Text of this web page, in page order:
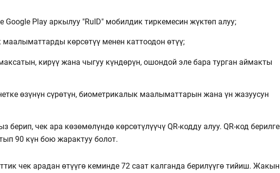
Google Play аркылуу "RuID" мобилдик тиркемесин жүктөп алуу;
маалыматтарды көрсөтүү менен каттоодон өтүү;
кирүү жана чыгуу күндөрүн, ошондой эле бара турган аймакты
өзүнүн сүрөтүн, биометрикалык маалыматтарын жана үн жазуусун
берип, чек ара көзөмөлүндө көрсөтүлүүчү QR-кодду алуу. QR-код
90 күн бою жарактуу болот.
чек арадан өтүүгө кеминде 72 саат калганда берилүүгө тийиш. Жакын